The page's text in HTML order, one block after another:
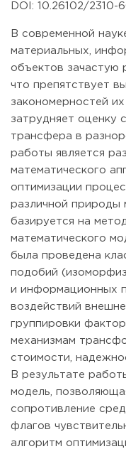
DOI: 10.26102/
В современной
материальных,
объектов зачастую
что препятствует
закономерностей
затрудняет оценку
трансфера в
работы является
математического
оптимизации
различной природы
базируется на
математического
была проведена
подобий
и информационных
воздействий
группировки
механизмам
стоимости,
В результате
модель,
сопротивление
флагов
алгоритм